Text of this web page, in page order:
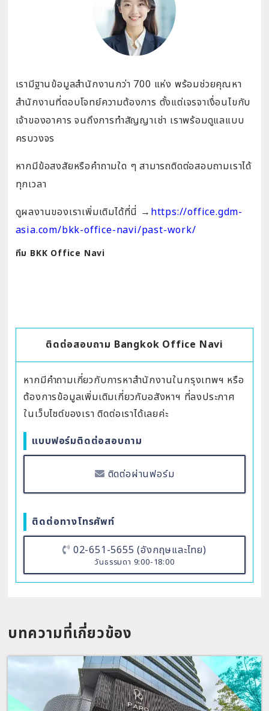
เรามีฐานข้อมูลสำนักงานกว่า 700 แห่ง พร้อมช่วยคุณหา
สำนักงานที่ตอบโจทย์ความต้องการ ตั้งแต่เจรจาเงื่อนไขกับ
เจ้าของอาคาร จนถึงการทำสัญญาเช่า เราพร้อมดูแลแบบ
ครบวงจร
หากมีข้อสงสัยหรือคำถามใด ๆ สามารถติดต่อสอบถามเราได้
ทุกเวลา
ดูผลงานของเราเพิ่มเติมได้ที่นี่ → https://office.gdm-
asia.com/bkk-office-navi/past-work/
ทีม BKK Office Navi
ติดต่อสอบถาม Bangkok Office Navi
หากมีคำถามเกี่ยวกับการหาสำนักงานในกรุงเทพฯ หรือ
ต้องการข้อมูลเพิ่มเติมเกี่ยวกับอสังหาฯ ที่ลงประกาศ
ในเว็บไซต์ของเรา ติดต่อเราได้เลยค่ะ
แบบฟอร์มติดต่อสอบถาม
ติดต่อผ่านฟอร์ม
ติดต่อทางโทรศัพท์
02-651-5655 (อังกฤษและไทย)
วันธรรมดา 9:00-18:00
บทความที่เกี่ยวข้อง